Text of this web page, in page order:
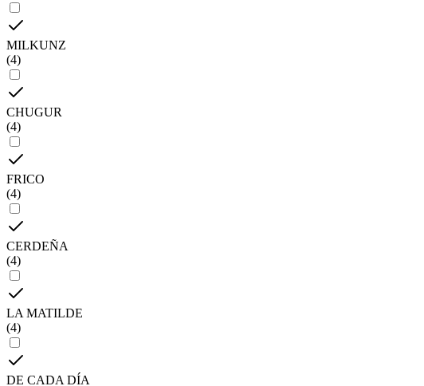
MILKUNZ
(4)
CHUGUR
(4)
FRICO
(4)
CERDEÑA
(4)
LA MATILDE
(4)
DE CADA DÍA